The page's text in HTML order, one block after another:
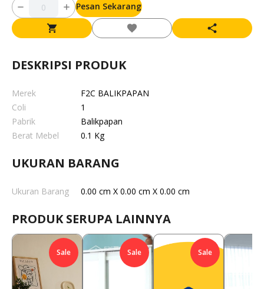
Pesan Sekarang
DESKRIPSI PRODUK
Merek
F2C BALIKPAPAN
Coli
1
Pabrik
Balikpapan
Berat Mebel
0.1 Kg
UKURAN BARANG
Ukuran Barang 0.00 cm X 0.00 cm X 0.00 cm
PRODUK SERUPA LAINNYA
Sale Sale Sale